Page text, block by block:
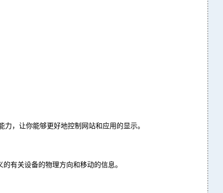
，让你能够更好地控制网站和应用的显示。
的有关设备的物理方向和移动的信息。